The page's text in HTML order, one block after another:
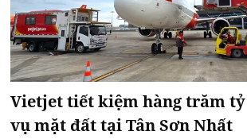
Vietjet tiết kiệm hàng trăm
vụ mặt đất tại Tân Sơn Nhất